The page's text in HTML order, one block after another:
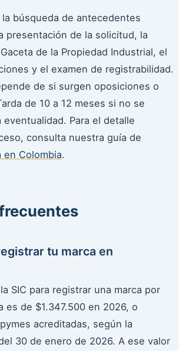
búsqueda de antecedentes
presentación de la solicitud, la
de la Propiedad Industrial, el
y el examen de registrabilidad.
de si surgen oposiciones o
de 10 a 12 meses si no se
Para el detalle
consulta nuestra guía de
en Colombia.
tu marca en
SIC para registrar una marca por
es de $1.347.500 en 2026, o
acreditadas, según la
30 de enero de 2026. A ese valor